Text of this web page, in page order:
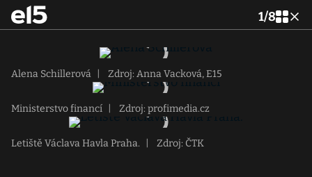
1/8
Alena Schillerová Zdroj: Anna Vacková, E15
Ministerstvo financí Zdroj: profimedia.cz
Letiště Václava Havla Praha. Zdroj: ČTK